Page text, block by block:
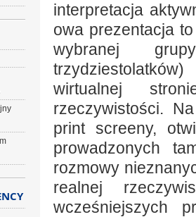
interpretacja
owa prezentacja
wybranej
wirtualnej
rzeczywistości.
print screeny,
prowadzonych
rozmowy
realnej
wcześniejszych